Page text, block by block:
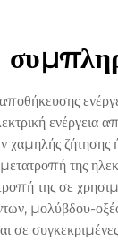
ενέργεια
χαμηλής
της
της σε
μολύβδου-
συγκεκριμένες